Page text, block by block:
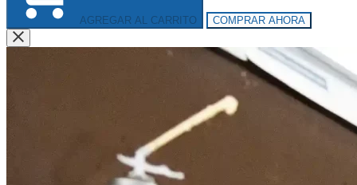
AGREGAR AL CARRITO COMPRAR AHORA